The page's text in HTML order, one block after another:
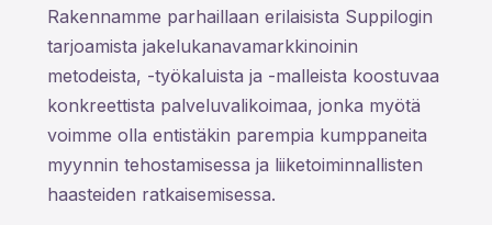
Rakennamme parhaillaan erilaisista Suppilogin
tarjoamista jakelukanavamarkkinoinin
metodeista, -työkaluista ja -malleista koostuvaa
konkreettista palveluvalikoimaa, jonka myötä
voimme olla entistäkin parempia kumppaneita
myynnin tehostamisessa ja liiketoiminnallisten
haasteiden ratkaisemisessa.